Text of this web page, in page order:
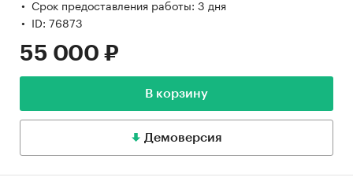
Срок предоставления работы: 3 дня
ID: 76873
55 000 ₽
В корзину
Демоверсия